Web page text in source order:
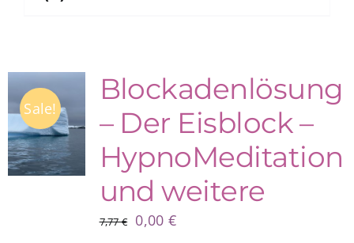
Sale!
Blockadenlösung
– Der Eisblock –
HypnoMeditation
und weitere
7,77€
Ursprünglicher
0,00 €Aktueller